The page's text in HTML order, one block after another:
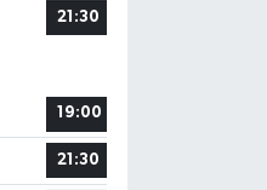
21:30
19:00
21:30